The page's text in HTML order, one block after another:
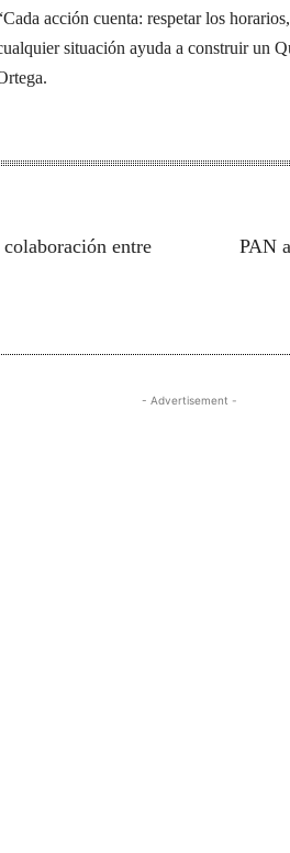
acción cuenta: respetar los
situación ayuda a construir un
entre
PAN
- Advertisement -